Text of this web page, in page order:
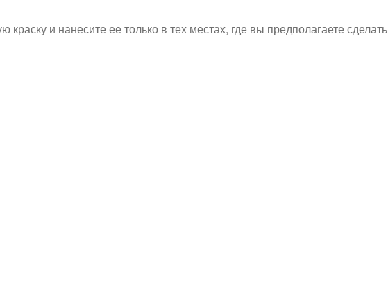
и нанесите ее только в тех местах, где вы предполагаете сделать